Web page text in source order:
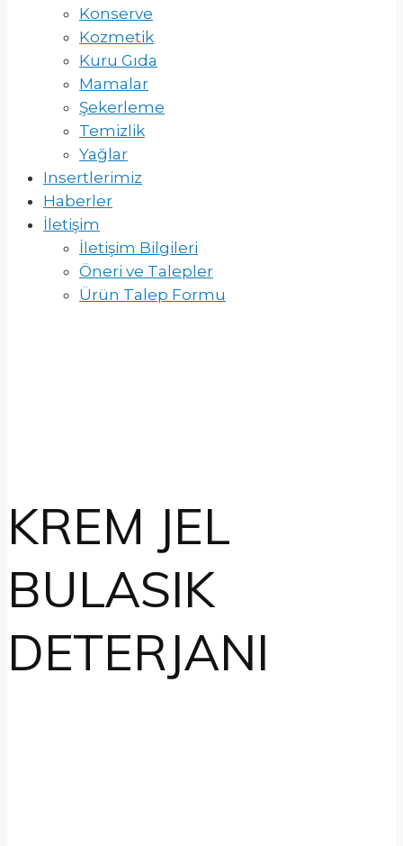
Konserve
Kozmetik
Kuru Gıda
Mamalar
Şekerleme
Temizlik
Yağlar
Insertlerimiz
Haberler
İletişim
İletişim Bilgileri
Öneri ve Talepler
Ürün Talep Formu
KREM JEL
BULASIK
DETERJANI